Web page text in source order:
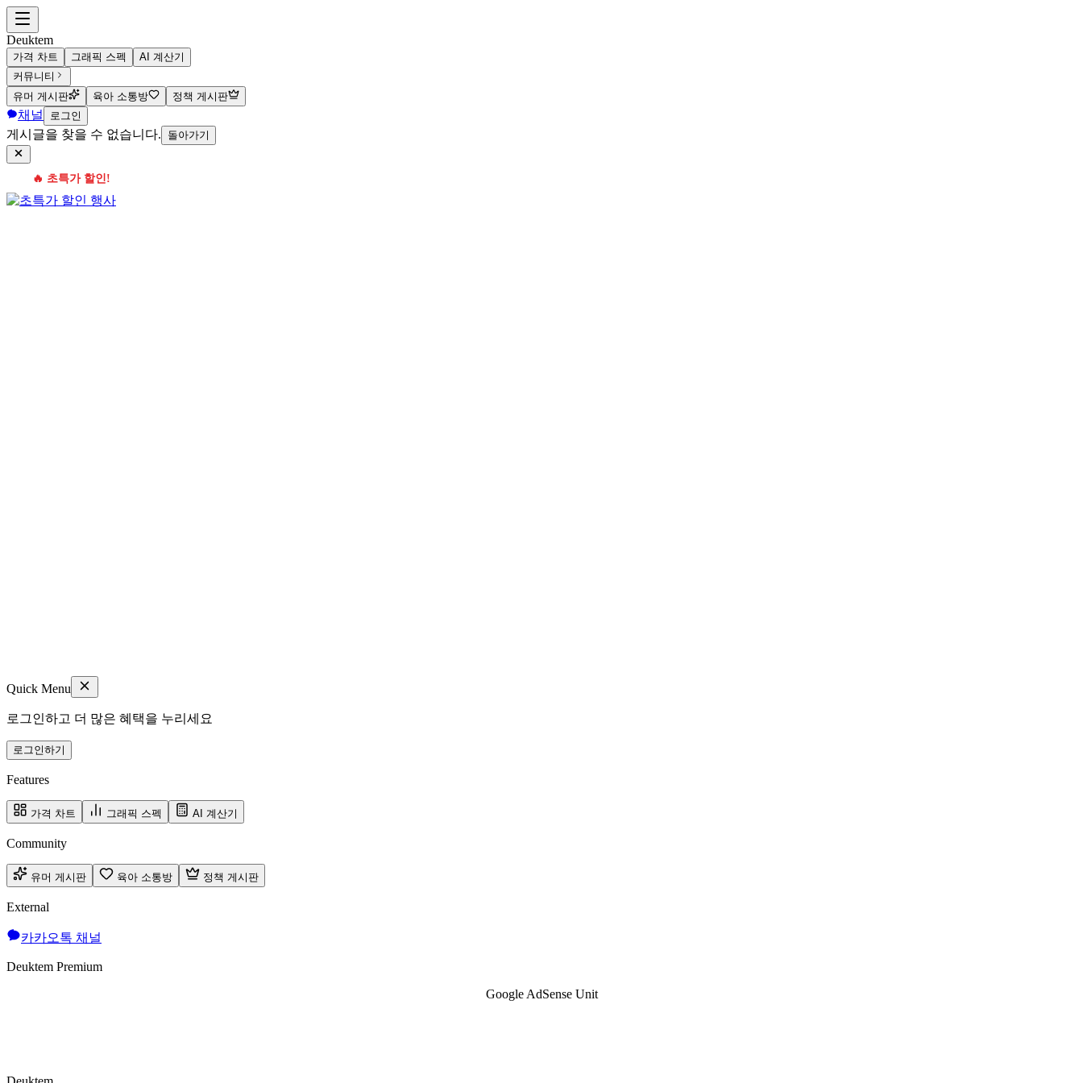
Deuktem
가격 차트 그래픽 스펙
AI 계산기
커뮤니티
유머 게시판
육아 소통방 정책 게시판
채널 로그인
게시글을 찾을 수 없습니다. 돌아가기
🔥 초특가 할인!
Quick Menu
로그인하고 더 많은 혜택을 누리세요
로그인하기
Features
가격 차트 그래픽 스펙 AI 계산기
Community
유머 게시판 육아 소통방 정책 게시판
External
카카오톡 채널
Deuktem Premium
Google AdSense Unit